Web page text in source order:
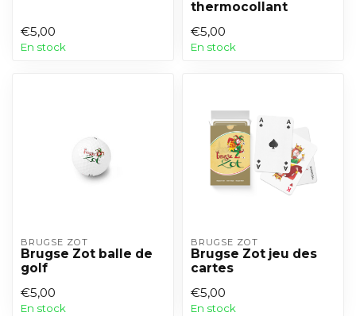
€5,00
En stock
thermocollant
€5,00
En stock
BRUGSE ZOT
Brugse Zot balle de
golf
€5,00
En stock
BRUGSE ZOT
Brugse Zot jeu des
cartes
€5,00
En stock